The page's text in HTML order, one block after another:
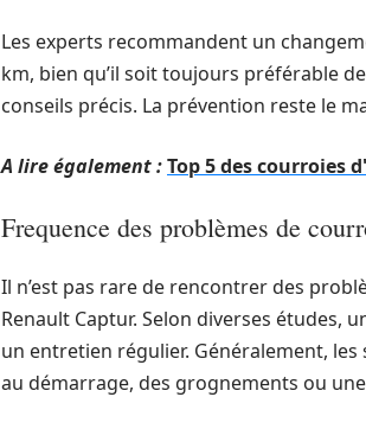
Les experts recommandent un
km, bien qu’il soit toujours préférable
conseils précis. La prévention reste le
A lire également :Top 5 des courroies
Frequence des problèmes de
Il n’est pas rare de rencontrer des
Renault Captur. Selon diverses études,
un entretien régulier. Généralement,
au démarrage, des grognements ou